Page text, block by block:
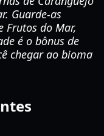
Guarde-as
Frutos do Mar,
é o bônus de
chegar ao bioma